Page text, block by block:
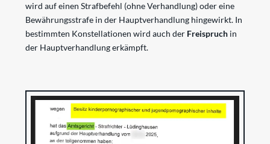
wird auf einen Strafbefehl (ohne Verhandlung) oder eine
Bewährungsstrafe in der Hauptverhandlung hingewirkt. In
bestimmten Konstellationen wird auch der Freispruch in
der Hauptverhandlung erkämpft.